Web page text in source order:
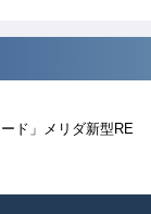
ド」メリダ新型RE